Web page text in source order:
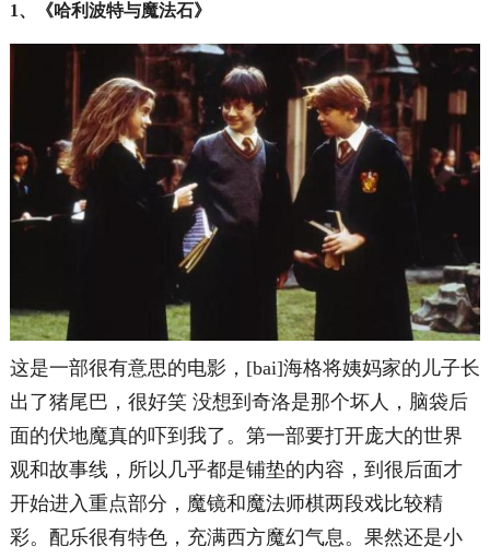
1、《哈利波特与魔法石》
这是一部很有意思的电影，[bai]海格将姨妈家的儿子长
出了猪尾巴，很好笑 没想到奇洛是那个坏人，脑袋后
面的伏地魔真的吓到我了。第一部要打开庞大的世界
观和故事线，所以几乎都是铺垫的内容，到很后面才
开始进入重点部分，魔镜和魔法师棋两段戏比较精
彩。配乐很有特色，充满西方魔幻气息。果然还是小